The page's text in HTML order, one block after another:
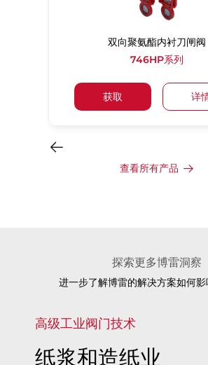
双向聚氨酯内衬刀闸阀
746HP系列
获取 详
查看所有产品
探索更多博雷洞察
进一步了解博雷的解决方案如何
高级工业阀门技术
纸浆和造纸业